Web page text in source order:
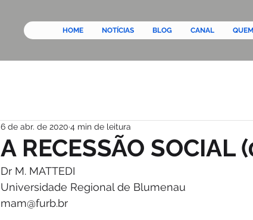
HOME NOTÍCIAS BLOG CANAL
A RECESSÃO
6 de abr. de 2020 4 min de leitura
Dr M. MATTEDI
Universidade Regional de Blumenau
mam@furb.br